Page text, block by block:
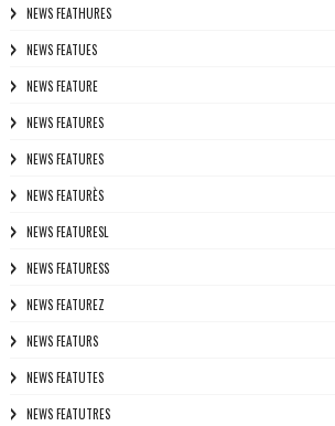
NEWS FEATHURES
NEWS FEATUES
NEWS FEATURE
NEWS FEATURES
NEWS FEATURES
NEWS FEATURÈS
NEWS FEATURESL
NEWS FEATURESS
NEWS FEATUREZ
NEWS FEATURS
NEWS FEATUTES
NEWS FEATUTRES